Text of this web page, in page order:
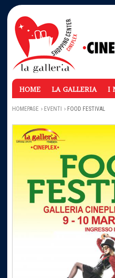
HOME LA GALLERIA I
HOMEPAGE EVENTI FOOD FESTIVAL